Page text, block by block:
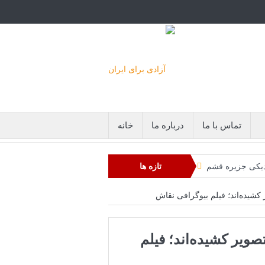
خانه درباره ما تماس با ما
تازه ها جزیره قشم
پابرجاست
را می‌گیرد
فیلم بیوگرافی نقاش
کشیده‌اند؛ فیلم